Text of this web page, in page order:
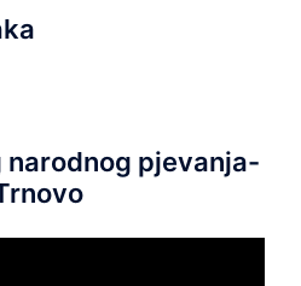
narodnog pjevanja-